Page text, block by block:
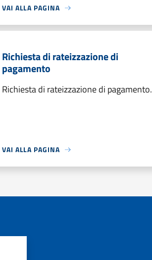
VAI ALLA PAGINA
Richiesta di rateizzazione di
pagamento
Richiesta di rateizzazione di pagamento.
VAI ALLA PAGINA